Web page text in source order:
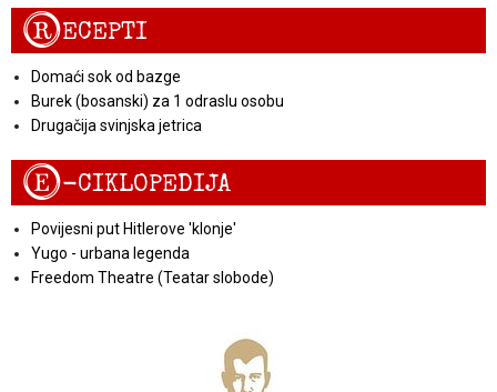
RECEPTI
Domaći sok od bazge
Burek (bosanski) za 1 odraslu osobu
Drugačija svinjska jetrica
E-CIKLOPEDIJA
Povijesni put Hitlerove 'klonje'
Yugo - urbana legenda
Freedom Theatre (Teatar slobode)